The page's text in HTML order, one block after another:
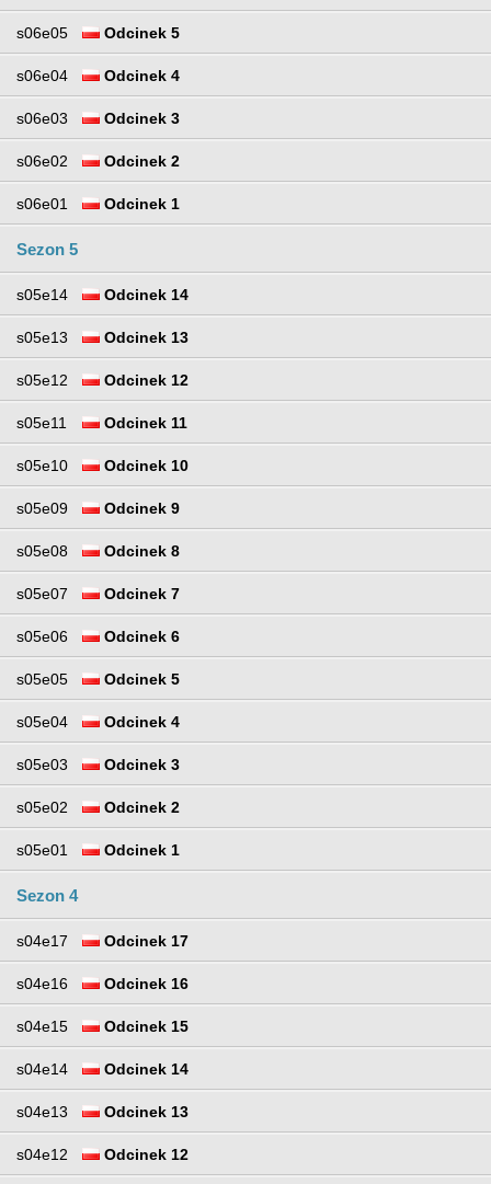
s06e05 Odcinek 5
s06e04 Odcinek 4
s06e03 Odcinek 3
s06e02 Odcinek 2
s06e01 Odcinek 1
Sezon 5
s05e14 Odcinek 14
s05e13 Odcinek 13
s05e12 Odcinek 12
s05e11 Odcinek 11
s05e10 Odcinek 10
s05e09 Odcinek 9
s05e08 Odcinek 8
s05e07 Odcinek 7
s05e06 Odcinek 6
s05e05 Odcinek 5
s05e04 Odcinek 4
s05e03 Odcinek 3
s05e02 Odcinek 2
s05e01 Odcinek 1
Sezon 4
s04e17 Odcinek 17
s04e16 Odcinek 16
s04e15 Odcinek 15
s04e14 Odcinek 14
s04e13 Odcinek 13
s04e12 Odcinek 12